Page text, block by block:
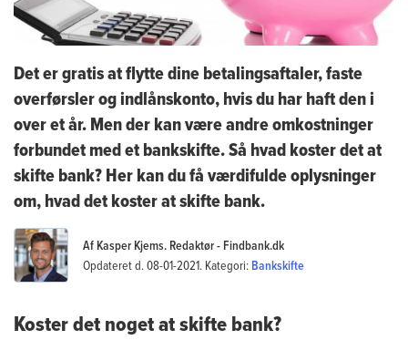
Det er gratis at flytte dine betalingsaftaler, faste
overførsler og indlånskonto, hvis du har haft den i
over et år. Men der kan være andre omkostninger
forbundet med et bankskifte. Så hvad koster det at
skifte bank? Her kan du få værdifulde oplysninger
om, hvad det koster at skifte bank.
Af Kasper Kjems. Redaktør - Findbank.dk
Opdateret d. 08-01-2021. Kategori: Bankskifte
Koster det noget at skifte bank?